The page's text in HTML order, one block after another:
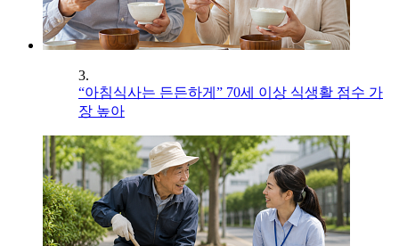
3.
“아침식사는 든든하게” 70세 이상 식생활 점수 가
장 높아